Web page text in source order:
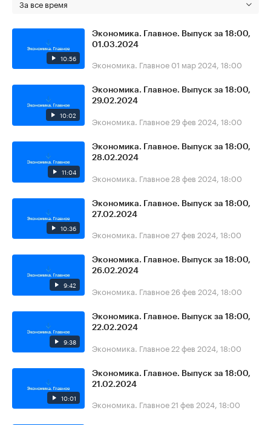
За все время
10:56
Экономика. Главное. Выпуск за 18:00,
01.03.2024
Экономика. Главное 01 мар 2024, 18:00
10:02
Экономика. Главное. Выпуск за 18:00,
29.02.2024
Экономика. Главное 29 фев 2024, 18:00
11:04
Экономика. Главное. Выпуск за 18:00,
28.02.2024
Экономика. Главное 28 фев 2024, 18:00
10:36
Экономика. Главное. Выпуск за 18:00,
27.02.2024
Экономика. Главное 27 фев 2024, 18:00
9:42
Экономика. Главное. Выпуск за 18:00,
26.02.2024
Экономика. Главное 26 фев 2024, 18:00
9:38
Экономика. Главное. Выпуск за 18:00,
22.02.2024
Экономика. Главное 22 фев 2024, 18:00
10:01
Экономика. Главное. Выпуск за 18:00,
21.02.2024
Экономика. Главное 21 фев 2024, 18:00